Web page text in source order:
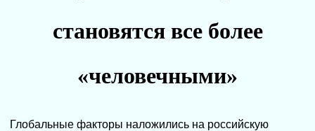
становятся все более
«человечными»
Глобальные факторы наложились на российскую